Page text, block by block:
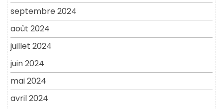
septembre 2024
août 2024
juillet 2024
juin 2024
mai 2024
avril 2024